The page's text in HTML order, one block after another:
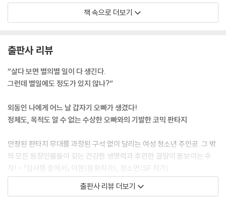
결과가 조작되었거나, 아무튼 뭔가 문제가 있었던 게 틀림없다. 우리는 남
매일 수 없다. 왜냐하면 불과 얼마 전까지, 나는 외동이었단 말이다.
“네? 친오빠요?” 그 순간, 별안간 하늘이 번쩍했다. 곧이어 우렁찬 천둥소
리가 하늘 가득 울려 퍼졌다. 마치 우리 남매의 탄생을 알리는 폭죽처럼 말
이다.
방문이 열리는 순간, 나는 경악했다. 거긴 더 이상 창고 따위가 아니었다.
침대, 책상, 옷장이 제대로 갖춰진, 사람이 쓰는 방이었다.
--- p.27~28
살다 보면 별의별 일이 다 생긴다. 물론 별일에도 정도가 있긴 하지만, 이미
벌어진 일은 벌어진 일. 그 일이 얼마나 말이 안 되는지는 상관없다. 정말
꿈이라고 믿고 싶을 만큼 말이 안 되더라도, 일단 일이 벌어진 순간 모두 매
책 속으로 더보기
출판사 리뷰
“살다 보면 별의별 일이 다 생긴다.
그런데 별일에도 정도가 있지 않나?”
외동인 나에게 어느 날 갑자기 오빠가 생겼다!
정체도, 목적도 알 수 없는 수상한 오빠와의 기발한 코믹 판타지
안정된 판타지 무대를 과장된 구석 없이 달리는 여성 청소년 주인공. 그 밖
의 모든 등장인물들이 갖는 건강한 생명력과 후련한 결말이 돋보이는 수
작! - 「심사평 중에서」 이현(동화작가), 정소연(SF 작가)
도무지 지칠 줄 모르고 달려 나가는
출판사 리뷰 더보기